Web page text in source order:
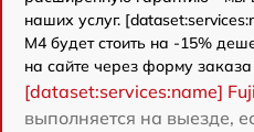
наших услуг.
M4 будет стоить на -15%
на сайте через форму
[dataset:services:name]
выполняется на выезде,